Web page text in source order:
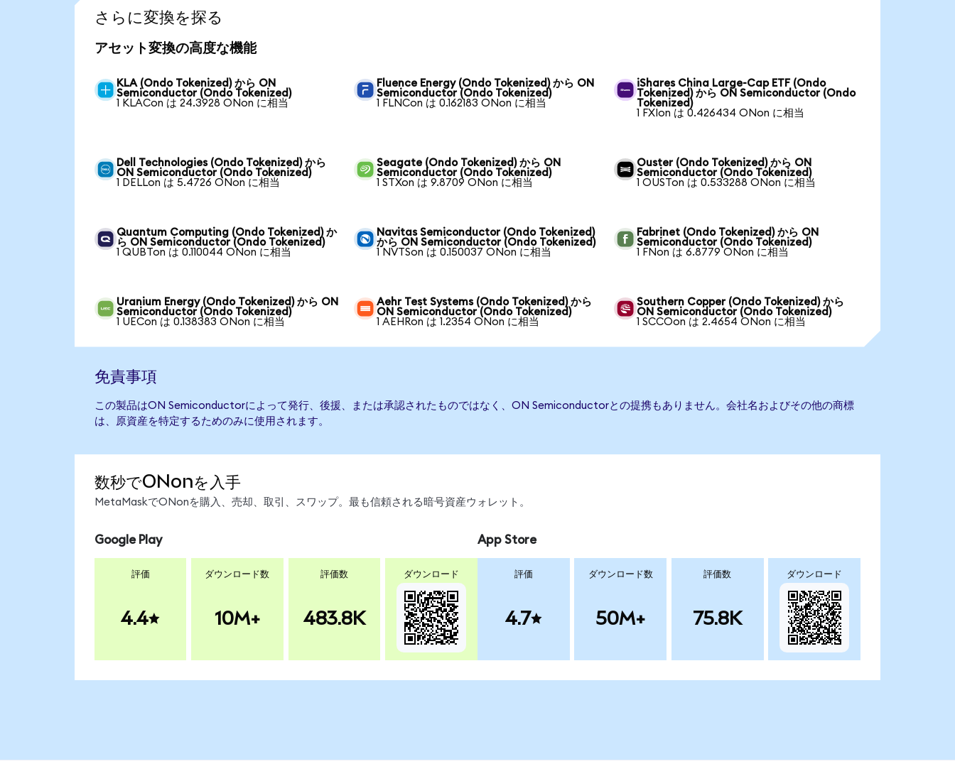
さらに変換を探る
アセット変換の高度な機能
KLA (Ondo Tokenized) から ON
Semiconductor (Ondo Tokenized)
1 KLACon は 24.3928 ONon に相当
Fluence Energy (Ondo Tokenized) から ON
Semiconductor (Ondo Tokenized)
1 FLNCon は 0.162183 ONon に相当
iShares China Large-Cap ETF (Ondo
Tokenized) から ON Semiconductor (Ondo
Tokenized)
1 FXIon は 0.426434 ONon に相当
Dell Technologies (Ondo Tokenized) から
ON Semiconductor (Ondo Tokenized)
1 DELLon は 5.4726 ONon に相当
Seagate (Ondo Tokenized) から ON
Semiconductor (Ondo Tokenized)
1 STXon は 9.8709 ONon に相当
Ouster (Ondo Tokenized) から ON
Semiconductor (Ondo Tokenized)
1 OUSTon は 0.533288 ONon に相当
Quantum Computing (Ondo Tokenized) か
ら ON Semiconductor (Ondo Tokenized)
1 QUBTon は 0.110044 ONon に相当
Navitas Semiconductor (Ondo Tokenized)
から ON Semiconductor (Ondo Tokenized)
1 NVTSon は 0.150037 ONon に相当
Fabrinet (Ondo Tokenized) から ON
Semiconductor (Ondo Tokenized)
1 FNon は 6.8779 ONon に相当
Uranium Energy (Ondo Tokenized) から ON
Semiconductor (Ondo Tokenized)
1 UECon は 0.138383 ONon に相当
Aehr Test Systems (Ondo Tokenized) から
ON Semiconductor (Ondo Tokenized)
1 AEHRon は 1.2354 ONon に相当
Southern Copper (Ondo Tokenized) から
ON Semiconductor (Ondo Tokenized)
1 SCCOon は 2.4654 ONon に相当
免責事項
この製品はON Semiconductorによって発行、後援、または承認されたものではなく、ON Semiconductorとの提携もありません。会社名およびその他の商標
は、原資産を特定するためのみに使用されます。
数秒でONonを入手
MetaMaskでONonを購入、売却、取引、スワップ。最も信頼される暗号資産ウォレット。
Google Play
評価
4.4
ダウンロード数
10M+
評価数
483.8K
ダウンロード
App Store
評価
4.7
ダウンロード数
50M+
評価数
75.8K
ダウンロード